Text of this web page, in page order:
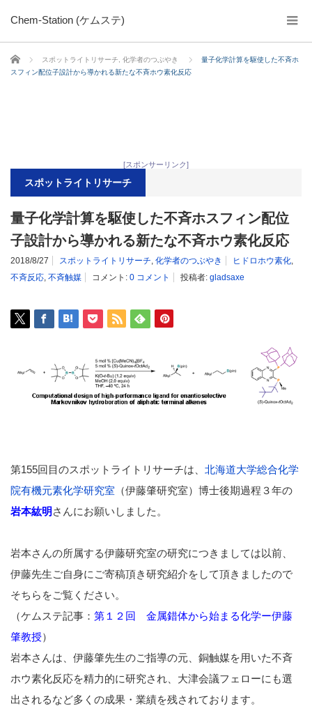
Chem-Station (ケムステ)
ホーム スポットライトリサーチ 化学者のつぶやき
量子化学計算を駆使した不斉ホ
スフィン配位子設計から導かれる新たな不斉ホウ素化反応
[スポンサーリンク]
スポットライトリサーチ
量子化学計算を駆使した不斉ホスフィン配位
子設計から導かれる新たな不斉ホウ素化反応
2018/8/27 スポットライトリサーチ, 化学者のつぶやき ヒドロホウ素化,
不斉反応, 不斉触媒 コメント: 0 コメント 投稿者: gladsaxe
第155回目のスポットライトリサーチは、 北海道大学総合化学
院有機元素化学研究室 （伊藤肇研究室）博士後期過程３年の
岩本紘明 さんにお願いしました。
岩本さんの所属する伊藤研究室の研究につきましては以前、
伊藤先生ご自身にご寄稿頂き研究紹介をして頂きましたので
そちらをご覧ください。
（ケムステ記事： 第１２回 金属錯体から始まる化学ー伊藤
肇教授）
岩本さんは、伊藤肇先生のご指導の元、銅触媒を用いた不斉
ホウ素化反応を精力的に研究され、大津会議フェローにも選
出されるなど多くの成果・業績を残されております。